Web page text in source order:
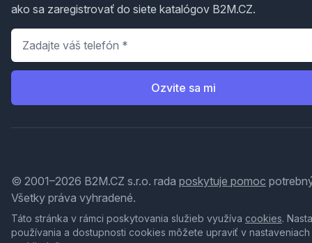
ako sa zaregistrovať do siete katalógov B2M.CZ.
Telefón
Ozvite sa mi
© 2001–2026 B2M.CZ s.r.o. rada poskytuje pomoc
Všetky práva vyhradené.
Táto stránka v rámci poskytovania služieb využíva cookies.
používania a dostupnosti cookies môžete upraviť v nastaveniach